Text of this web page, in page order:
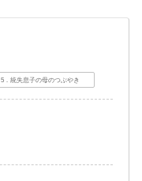
5．統失息子の母のつぶやき